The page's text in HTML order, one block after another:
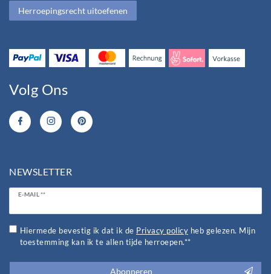
Herroepingsrecht uitoefenen
Volg Ons
NEWSLETTER
E-MAIL **
Ceres::Template.newsletterHoneypotLabel
Hiermede bevestig ik dat ik de Privacy policy heb gelezen. Mijn
toestemming kan ik te allen tijde herroepen.**
Abonneren